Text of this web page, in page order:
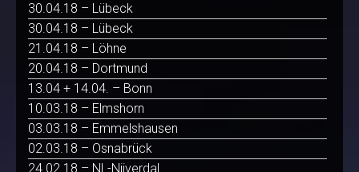
30.04.18 – Lübeck
30.04.18 – Lübeck
21.04.18 – Löhne
20.04.18 – Dortmund
13.04 + 14.04. – Bonn
10.03.18 – Elmshorn
03.03.18 – Emmelshausen
02.03.18 – Osnabrück
24.02.18 – NL-Nijverdal